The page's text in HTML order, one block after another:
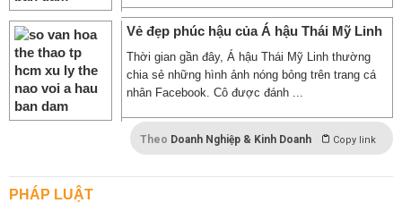
Vẻ đẹp phúc hậu của Á hậu Thái Mỹ Linh
Thời gian gần đây, Á hậu Thái Mỹ Linh thường
chia sẻ những hình ảnh nóng bỏng trên trang cá
nhân Facebook. Cô được đánh ...
Theo Doanh Nghiệp & Kinh Doanh Copy link
PHÁP LUẬT